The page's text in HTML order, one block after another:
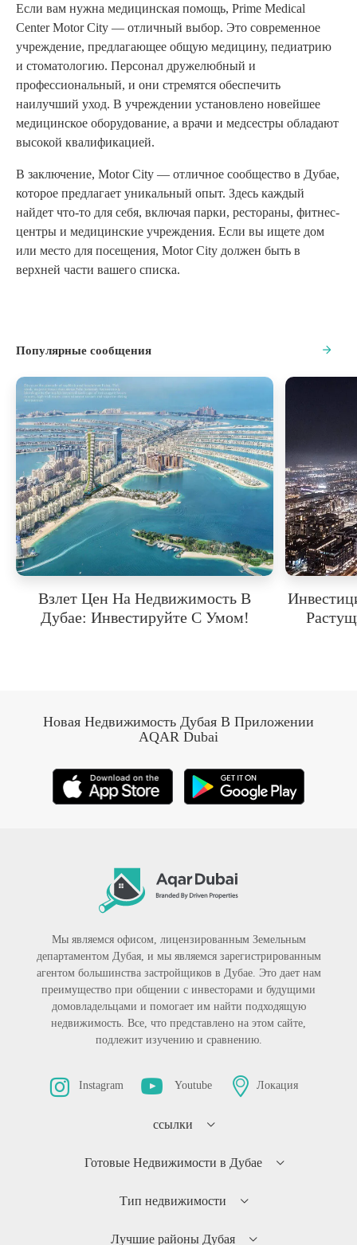
Если вам нужна медицинская помощь, Prime Medical
Center Motor City — отличный выбор. Это современное
учреждение, предлагающее общую медицину, педиатрию
и стоматологию. Персонал дружелюбный и
профессиональный, и они стремятся обеспечить
наилучший уход. В учреждении установлено новейшее
медицинское оборудование, а врачи и медсестры обладают
высокой квалификацией.
В заключение, Motor City — отличное сообщество в Дубае,
которое предлагает уникальный опыт. Здесь каждый
найдет что-то для себя, включая парки, рестораны, фитнес-
центры и медицинские учреждения. Если вы ищете дом
или место для посещения, Motor City должен быть в
верхней части вашего списка.
Популярные сообщения
Взлет Цен На Недвижимость В
Дубае: Инвестируйте С Умом!
Новая Недвижимость Дубая В Приложении
AQAR Dubai
Мы являемся офисом, лицензированным Земельным
департаментом Дубая, и мы являемся зарегистрированным
агентом большинства застройщиков в Дубае. Это дает нам
преимущество при общении с инвесторами и будущими
домовладельцами и помогает им найти подходящую
недвижимость. Все, что представлено на этом сайте,
подлежит изучению и сравнению.
Instagram Youtube Локация
ссылки
Готовые Недвижимости в Дубае
Тип недвижимости
Лучшие районы Дубая